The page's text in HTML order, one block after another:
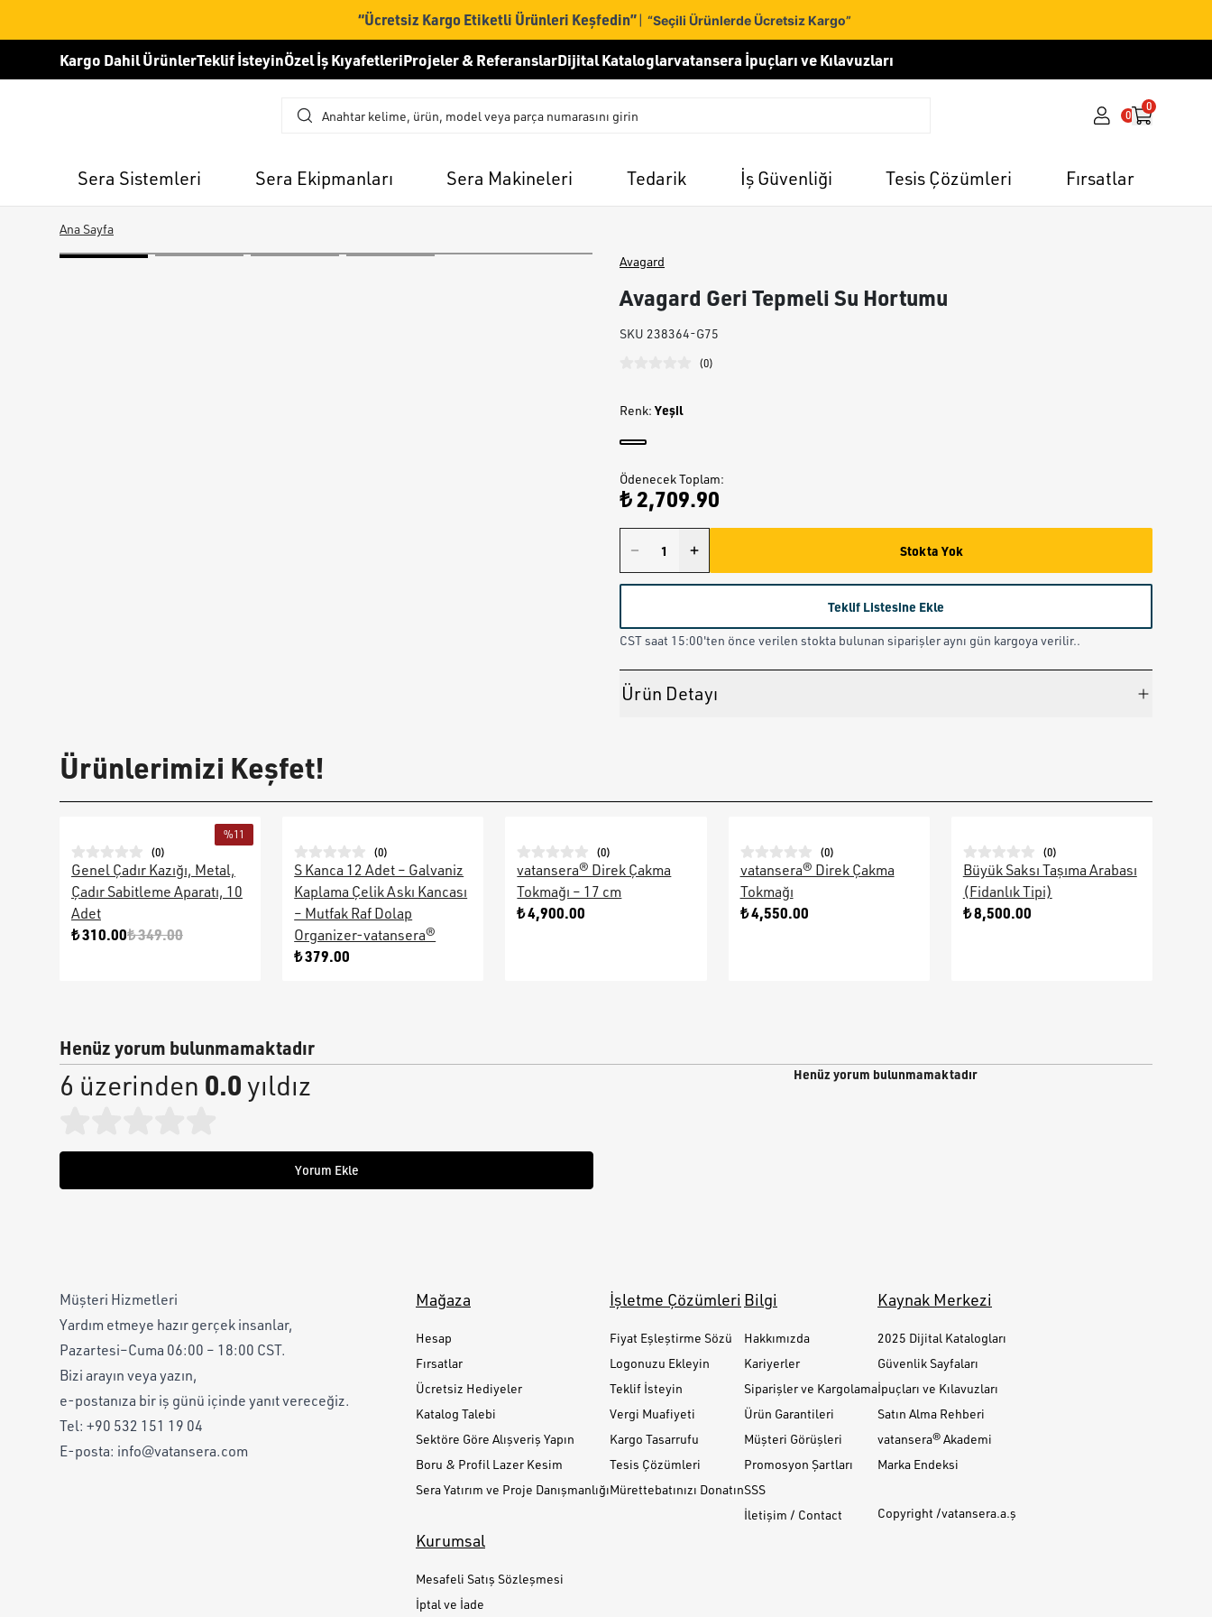
“Ücretsiz Kargo Etiketli Ürünleri Keşfedin”| “Seçili Ürünlerde Ücretsiz Kargo”
Kargo Dahil ÜrünlerTeklif İsteyinÖzel İş KıyafetleriProjeler & ReferanslarDijital Kataloglarvatansera İpuçları ve Kılavuzları
0
0
Sera Sistemleri Sera Ekipmanları Sera Makineleri Tedarik İş Güvenliği Tesis Çözümleri Fırsatlar
Ana Sayfa
Avagard
Avagard Geri Tepmeli Su Hortumu
SKU 238364-G75
(0)
Renk: Yeşil
Ödenecek Toplam:
₺ 2,709.90
Stokta Yok
Teklif Listesine Ekle
CST saat 15:00'ten önce verilen stokta bulunan siparişler aynı gün kargoya verilir..
Ürün Detayı
Ürünlerimizi Keşfet!
%11
(0)
Genel Çadır Kazığı, Metal,
Çadır Sabitleme Aparatı, 10
Adet
₺ 310.00₺ 349.00
(0)
S Kanca 12 Adet – Galvaniz
Kaplama Çelik Askı Kancası
– Mutfak Raf Dolap
Organizer-vatansera®
₺ 379.00
(0)
vatansera® Direk Çakma
Tokmağı – 17 cm
₺ 4,900.00
(0)
vatansera® Direk Çakma
Tokmağı
₺ 4,550.00
(0)
Büyük Saksı Taşıma Arabası
(Fidanlık Tipi)
₺ 8,500.00
Henüz yorum bulunmamaktadır
6 üzerinden 0.0yıldız
Yorum Ekle
Henüz yorum bulunmamaktadır
Müşteri Hizmetleri
Yardım etmeye hazır gerçek insanlar,
Pazartesi–Cuma 06:00 – 18:00 CST.
Bizi arayın veya yazın,
e-postanıza bir iş günü içinde yanıt vereceğiz.
Tel: +90 532 151 19 04
E-posta: info@vatansera.com
Mağaza
Hesap
Fırsatlar
Ücretsiz Hediyeler
Katalog Talebi
Sektöre Göre Alışveriş Yapın
Boru & Profil Lazer Kesim
Sera Yatırım ve Proje Danışmanlığı
İşletme Çözümleri
Fiyat Eşleştirme Sözü
Logonuzu Ekleyin
Teklif İsteyin
Vergi Muafiyeti
Kargo Tasarrufu
Tesis Çözümleri
Mürettebatınızı Donatın
Bilgi
Hakkımızda
Kariyerler
Siparişler ve Kargolama
Ürün Garantileri
Müşteri Görüşleri
Promosyon Şartları
SSS
İletişim / Contact
Kaynak Merkezi
2025 Dijital Katalogları
Güvenlik Sayfaları
İpuçları ve Kılavuzları
Satın Alma Rehberi
vatansera® Akademi
Marka Endeksi
Copyright /vatansera.a.ş
Kurumsal
Mesafeli Satış Sözleşmesi
İptal ve İade